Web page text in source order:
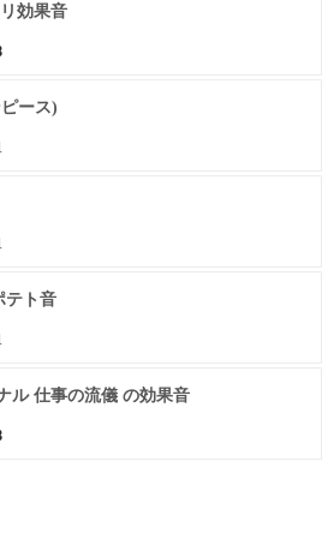
効果音
ース)
テト音
ル 仕事の流儀 の効果音